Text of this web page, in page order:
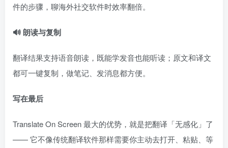
件的步骤，聊海外社交软件时效率翻倍。
🔊 朗读与复制
翻译结果支持语音朗读，既能学发音也能听读；原文和译文
都可一键复制，做笔记、发消息都方便。
写在最后
Translate On Screen 最大的优势，就是把翻译「无感化」了
—— 它不像传统翻译软件那样需要你主动去打开、粘贴、等